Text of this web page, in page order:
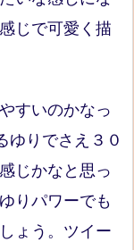
じで可愛く描
すいのかなっ
ゆりでさえ３０
じかなと思っ
りパワーでも
ょう。ツイー